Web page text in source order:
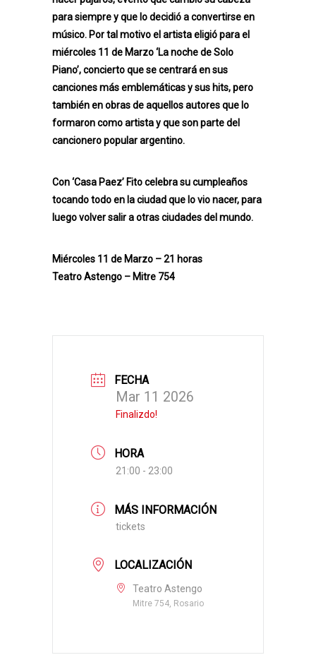
para siempre y que lo decidió a convertirse en
músico. Por tal motivo el artista eligió para el
miércoles 11 de Marzo ‘La noche de Solo
Piano’, concierto que se centrará en sus
canciones más emblemáticas y sus hits, pero
también en obras de aquellos autores que lo
formaron como artista y que son parte del
cancionero popular argentino.
Con ‘Casa Paez’ Fito celebra su cumpleaños
tocando todo en la ciudad que lo vio nacer, para
luego volver salir a otras ciudades del mundo.
Miércoles 11 de Marzo – 21 horas
Teatro Astengo – Mitre 754
FECHA
Mar 11 2026
Finalizdo!
HORA
21:00 - 23:00
MÁS INFORMACIÓN
tickets
LOCALIZACIÓN
Teatro Astengo
Mitre 754, Rosario